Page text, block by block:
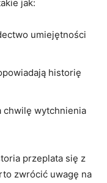
jak:
umiejętności
historię
chwilę wytchnienia
przeplata się‍ z
zwrócić uwagę na